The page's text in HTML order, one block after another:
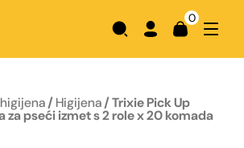
0
/Higijena/ Trixie Pick Up
za pseći izmet s 2 role x 20 komada